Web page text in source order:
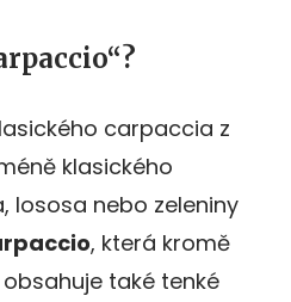
carpaccia z
klasického
lososa nebo zeleniny
, která kromě
také tenké